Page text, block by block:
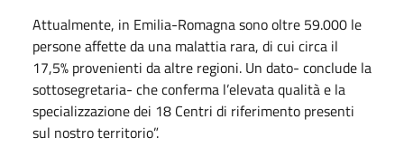
Attualmente, in Emilia-Romagna sono oltre 59.000 le
persone affette da una malattia rara, di cui circa il
17,5% provenienti da altre regioni. Un dato- conclude la
sottosegretaria- che conferma l’elevata qualità e la
specializzazione dei 18 Centri di riferimento presenti
sul nostro territorio”.